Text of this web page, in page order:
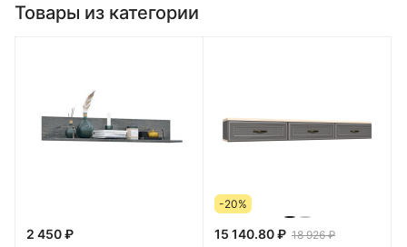
Товары из категории
2 450 ₽
-20%
15 140.80 ₽ 18 926 ₽